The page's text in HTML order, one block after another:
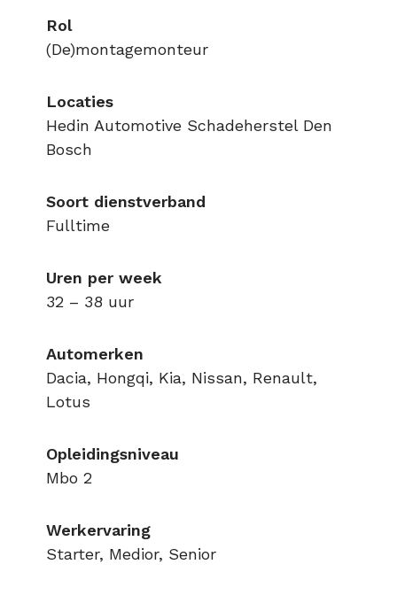
Rol
(De)montagemonteur
Locaties
Hedin Automotive Schadeherstel Den
Bosch
Soort dienstverband
Fulltime
Uren per week
32 – 38 uur
Automerken
Dacia, Hongqi, Kia, Nissan, Renault,
Lotus
Opleidingsniveau
Mbo 2
Werkervaring
Starter, Medior, Senior